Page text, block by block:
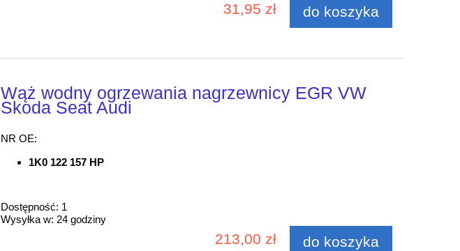
31,95 zł do koszyka
Wąż wodny ogrzewania nagrzewnicy EGR VW
Skoda Seat Audi
NR OE:
1K0 122 157 HP
Dostępność: 1
Wysyłka w: 24 godziny
213,00 zł do koszyka